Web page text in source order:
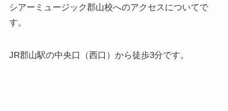
シアーミュージック郡山校へのアクセスについてで
す。
JR郡山駅の中央口（西口）から徒歩3分です。